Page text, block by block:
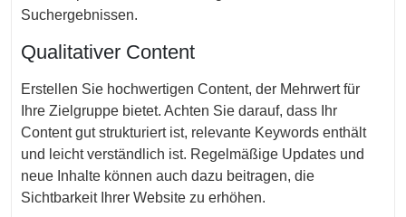
Suchergebnissen.
Qualitativer Content
Erstellen Sie hochwertigen Content, der Mehrwert für
Ihre Zielgruppe bietet. Achten Sie darauf, dass Ihr
Content gut strukturiert ist, relevante Keywords enthält
und leicht verständlich ist. Regelmäßige Updates und
neue Inhalte können auch dazu beitragen, die
Sichtbarkeit Ihrer Website zu erhöhen.